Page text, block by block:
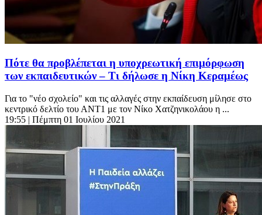
Πότε θα προβλέπεται η υποχρεωτική επιμόρφωση
των εκπαιδευτικών – Τι δήλωσε η Νίκη Κεραμέως
Για το "νέο σχολείο" και τις αλλαγές στην εκπαίδευση μίλησε στο
κεντρικό δελτίο του ΑΝΤ1 με τον Νίκο Χατζηνικολάου η ...
19:55 | Πέμπτη 01 Ιουλίου 2021